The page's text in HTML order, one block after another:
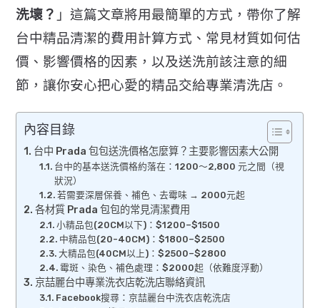
洗壞？ 」這篇文章將用最簡單的方式， 帶你了解
台中精品清潔的費用計算方式、常見材質如何估
價、 影響價格的因素，以及送洗前該注意的細
節，讓你安心把心愛的精品交給專業清洗店。
內容目錄
台中 Prada 包包送洗價格怎麼算？主要影響因素大公開
台中的基本送洗價格約落在：1200～2,800 元之間（視
狀況）
若需要深層保養、補色、去霉味 → 2000元起
各材質 Prada 包包的常見清潔費用
小精品包(20CM以下)：$1200–$1500
中精品包(20-40CM)：$1800–$2500
大精品包(40CM以上)：$2500–$2800
霉斑、染色、補色處理：$2000起（依難度浮動）
京喆麗台中專業洗衣店乾洗店聯絡資訊
Facebook搜尋：京喆麗台中洗衣店乾洗店